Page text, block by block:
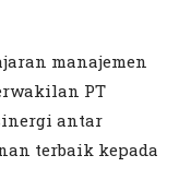
manajemen
PT
antar
terbaik kepada